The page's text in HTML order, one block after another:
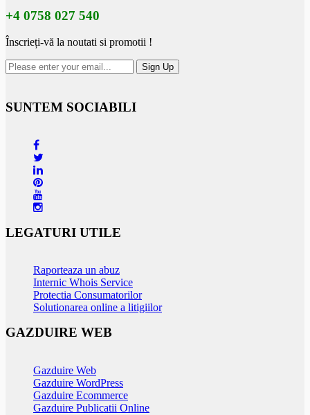
+4 0758 027 540
Înscrieți-vă la noutati si promotii !
SUNTEM SOCIABILI
LEGATURI UTILE
Raporteaza un abuz
Internic Whois Service
Protectia Consumatorilor
Solutionarea online a litigiilor
GAZDUIRE WEB
Gazduire Web
Gazduire WordPress
Gazduire Ecommerce
Gazduire Publicatii Online